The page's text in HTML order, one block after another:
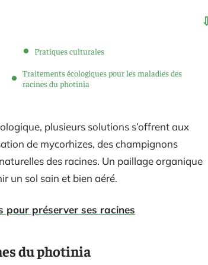
Pratiques culturales
Traitements écologiques pour les maladies des
racines du photinia
plusieurs solutions s’offrent aux
de mycorhizes, des champignons
des racines. Un paillage organique
un sol sain et bien aéré.
pour préserver ses racines
du photinia